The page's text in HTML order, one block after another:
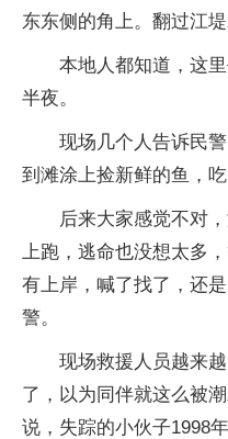
东东侧的角上。翻过江
本地人都知道，这
半夜。
现场几个人告诉民
到滩涂上捡新鲜的鱼，吃
后来大家感觉不对
上跑，逃命也没想太多
有上岸，喊了找了，还
警。
现场救援人员越来
了，以为同伴就这么被
说，失踪的小伙子1998